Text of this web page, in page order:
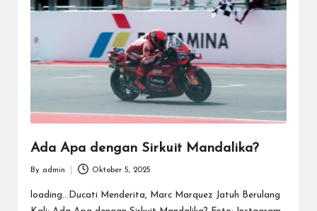
Ada Apa dengan Sirkuit Mandalika?
by
By admin Oktober 5, 2025
loading...Ducati Menderita, Marc Marquez Jatuh Berulang